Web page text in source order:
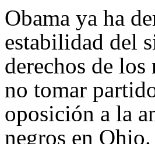
Obama ya ha
estabilidad del
derechos de
no tomar
oposición a la
negros en